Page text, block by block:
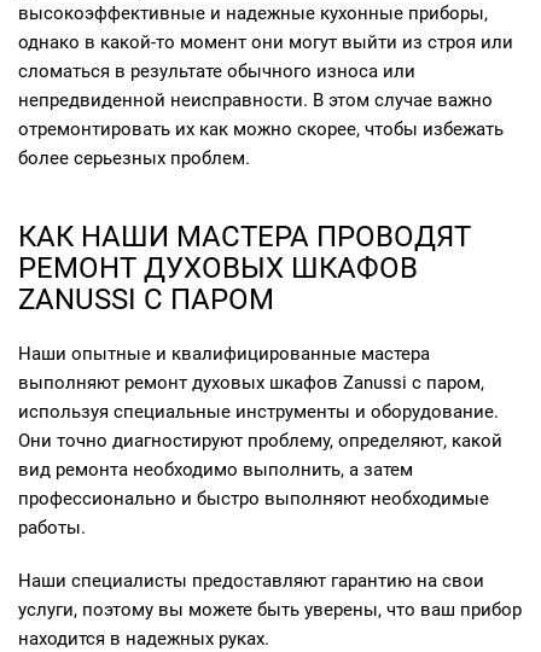
высокоэффективные и надежные кухонные приборы,
однако в какой-то момент они могут выйти из строя или
сломаться в результате обычного износа или
непредвиденной неисправности. В этом случае важно
отремонтировать их как можно скорее, чтобы избежать
более серьезных проблем.
КАК НАШИ МАСТЕРА ПРОВОДЯТ
РЕМОНТ ДУХОВЫХ ШКАФОВ
ZANUSSI С ПАРОМ
Наши опытные и квалифицированные мастера
выполняют ремонт духовых шкафов Zanussi с паром,
используя специальные инструменты и оборудование.
Они точно диагностируют проблему, определяют, какой
вид ремонта необходимо выполнить, а затем
профессионально и быстро выполняют необходимые
работы.
Наши специалисты предоставляют гарантию на свои
услуги, поэтому вы можете быть уверены, что ваш прибор
находится в надежных руках.